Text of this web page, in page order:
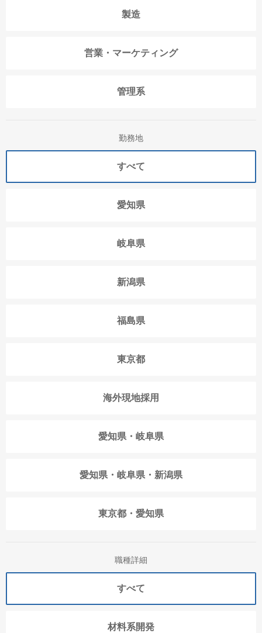
製造
営業・マーケティング
管理系
勤務地
すべて
愛知県
岐阜県
新潟県
福島県
東京都
海外現地採用
愛知県・岐阜県
愛知県・岐阜県・新潟県
東京都・愛知県
職種詳細
すべて
材料系開発